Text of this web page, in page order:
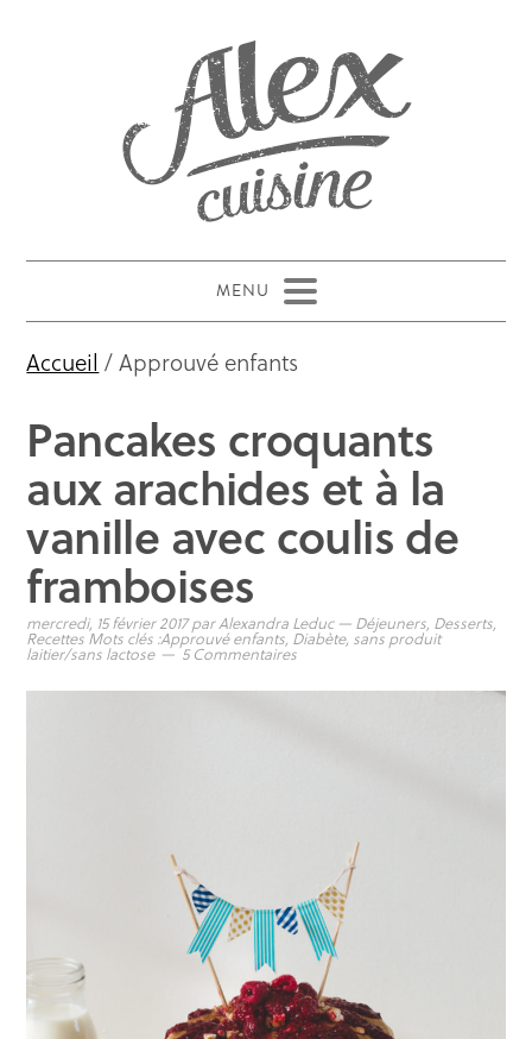
Accueil / Approuvé enfants
Pancakes croquants
aux arachides et à la
vanille avec coulis de
framboises
mercredi, 15 février 2017parAlexandra Leduc — Déjeuners, Desserts,
Recettes Mots clés :Approuvé enfants, Diabète, sans produit
laitier/sans lactose 5 Commentaires